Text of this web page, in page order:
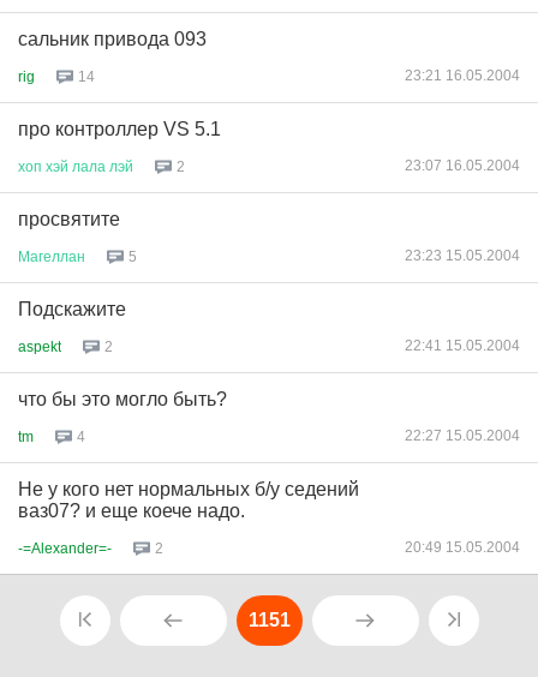
сальник привода 093
rig 14 23:21 16.05.2004
про контроллер VS 5.1
хоп хэй лала лэй 2 23:07 16.05.2004
просвятите
Магеллан 5 23:23 15.05.2004
Подскажите
aspekt 2 22:41 15.05.2004
что бы это могло быть?
tm 4 22:27 15.05.2004
Не у кого нет нормальных б/у седений
ваз07? и еще коече надо.
-=Alexander=- 2 20:49 15.05.2004
1151